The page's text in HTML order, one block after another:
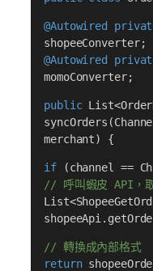
@Autowired
shopeeConverter;
@Autowired
momoConverter;
public
merchant) {
if(channel ==
// 呼叫蝦皮 API，
// 轉換成內部格式
return